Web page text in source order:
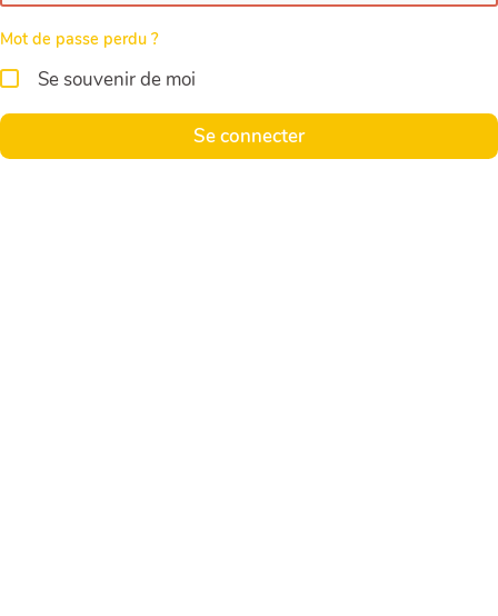
Mot de passe perdu ?
Se souvenir de moi
Se connecter